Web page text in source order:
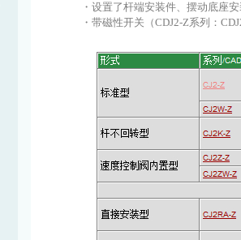
・设置了杆端安装件、摆动底座
・带磁性开关（CDJ2-Z系列：